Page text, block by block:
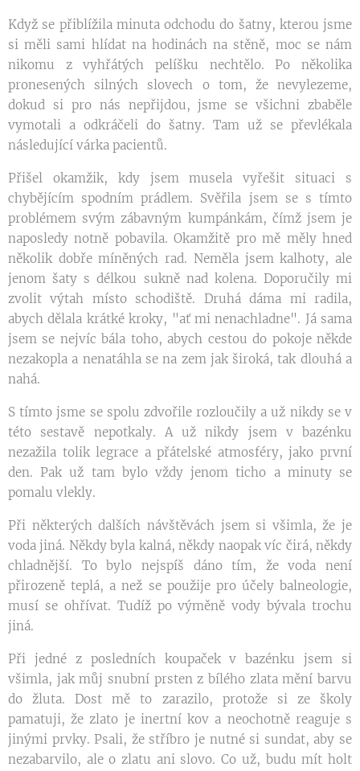
Když se přiblížila minuta odchodu do šatny, kterou jsme
si měli sami hlídat na hodinách na stěně, moc se nám
nikomu z vyhřátých pelíšku nechtělo. Po několika
pronesených silných slovech o tom, že nevylezeme,
dokud si pro nás nepřijdou, jsme se všichni zbaběle
vymotali a odkráčeli do šatny. Tam už se převlékala
následující várka pacientů.
Přišel okamžik, kdy jsem musela vyřešit situaci s
chybějícím spodním prádlem. Svěřila jsem se s tímto
problémem svým zábavným kumpánkám, čímž jsem je
naposledy notně pobavila. Okamžitě pro mě měly hned
několik dobře míněných rad. Neměla jsem kalhoty, ale
jenom šaty s délkou sukně nad kolena. Doporučily mi
zvolit výtah místo schodiště. Druhá dáma mi radila,
abych dělala krátké kroky, "ať mi nenachladne". Já sama
jsem se nejvíc bála toho, abych cestou do pokoje někde
nezakopla a nenatáhla se na zem jak široká, tak dlouhá a
nahá.
S tímto jsme se spolu zdvořile rozloučily a už nikdy se v
této sestavě nepotkaly. A už nikdy jsem v bazénku
nezažila tolik legrace a přátelské atmosféry, jako první
den. Pak už tam bylo vždy jenom ticho a minuty se
pomalu vlekly.
Při některých dalších návštěvách jsem si všimla, že je
voda jiná. Někdy byla kalná, někdy naopak víc čirá, někdy
chladnější. To bylo nejspíš dáno tím, že voda není
přirozeně teplá, a než se použije pro účely balneologie,
musí se ohřívat. Tudíž po výměně vody bývala trochu
jiná.
Při jedné z posledních koupaček v bazénku jsem si
všimla, jak můj snubní prsten z bílého zlata mění barvu
do žluta. Dost mě to zarazilo, protože si ze školy
pamatuji, že zlato je inertní kov a neochotně reaguje s
jinými prvky. Psali, že stříbro je nutné si sundat, aby se
nezabarvilo, ale o zlatu ani slovo. Co už, budu mít holt